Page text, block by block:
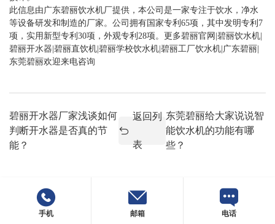
此信息由广东碧丽饮水机厂提供，本公司是一家专注于饮水，净水
等设备研发和制造的厂家。公司拥有国家专利65项，其中发明专利7
项，实用新型专利30项，外观专利28项。更多碧丽官网|碧丽饮水机|
碧丽开水器|碧丽直饮机|碧丽学校饮水机|碧丽工厂饮水机|广东碧丽|
东莞碧丽欢迎来电咨询
碧丽开水器厂家浅谈如何
判断开水器是否真的节
能？
返回列
表
东莞碧丽给大家说说智
能饮水机的功能有哪
些？
手机 邮箱 电话